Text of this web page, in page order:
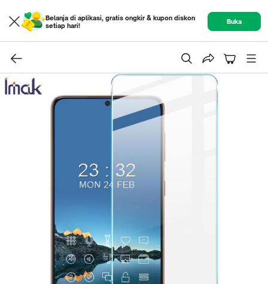
Belanja di aplikasi, gratis ongkir & kupon diskon
setiap hari!
Buka